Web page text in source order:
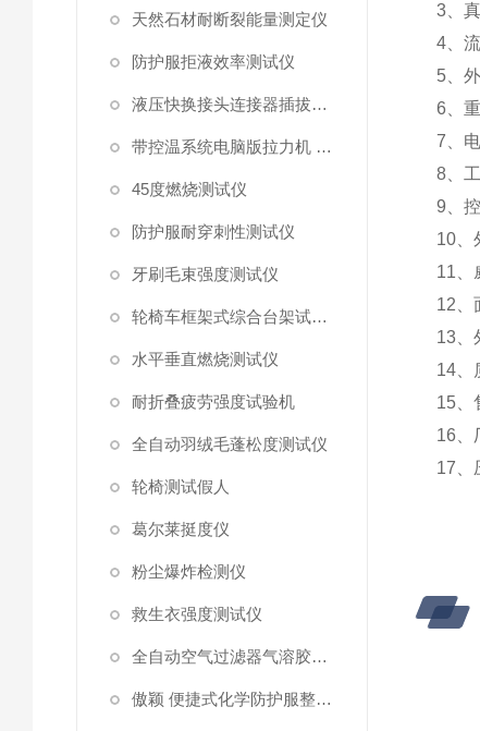
天然石材耐断裂能量测定仪
防护服拒液效率测试仪
液压快换接头连接器插拔泄漏测试仪
带控温系统电脑版拉力机 统电脑版拉力机
45度燃烧测试仪
防护服耐穿刺性测试仪
牙刷毛束强度测试仪
轮椅车框架式综合台架试验机
水平垂直燃烧测试仪
耐折叠疲劳强度试验机
全自动羽绒毛蓬松度测试仪
轮椅测试假人
葛尔莱挺度仪
粉尘爆炸检测仪
救生衣强度测试仪
全自动空气过滤器气溶胶细菌截留测试仪
傲颖 便捷式化学防护服整体气密性测试仪
3 、
4 、
5 、
6 、
7 、
8
9 、
10
11
12
13
14
15
16
17